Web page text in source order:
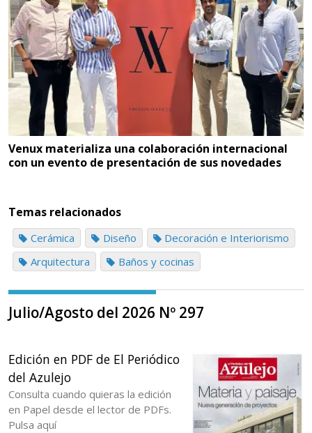
Venux materializa una colaboración internacional
con un evento de presentación de sus novedades
Temas relacionados
Cerámica Diseño
Decoración e Interiorismo
Arquitectura
Baños y cocinas
Julio/Agosto del 2026 Nº 297
Edición en PDF de El Periódico
del Azulejo
Consulta cuando quieras la edición
en Papel desde el lector de PDFs.
Pulsa aquí